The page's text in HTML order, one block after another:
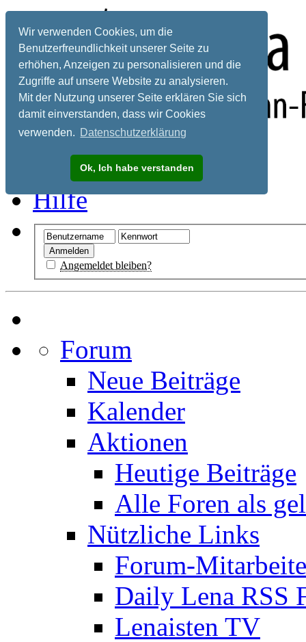
Wir verwenden Cookies, um die
Benutzerfreundlichkeit unserer Seite zu
erhöhen, Anzeigen zu personalisieren und die
Zugriffe auf unsere Website zu analysieren.
Mit der Nutzung unserer Seite erklären Sie sich
damit einverstanden, dass wir Cookies
verwenden. Datenschutzerklärung
Ok, Ich habe verstanden
Registrieren
Hilfe
Angemeldet bleiben?
Forum
Neue Beiträge
Kalender
Aktionen
Heutige Beiträge
Alle Foren als
Nützliche Links
Forum-
Daily Lena RSS
Lenaisten TV